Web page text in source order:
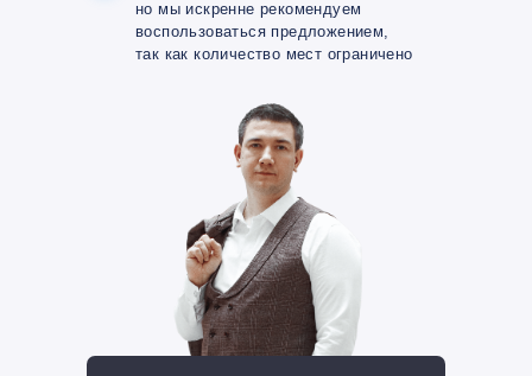
но мы искренне рекомендуем
воспользоваться предложением,
так как количество мест ограничено